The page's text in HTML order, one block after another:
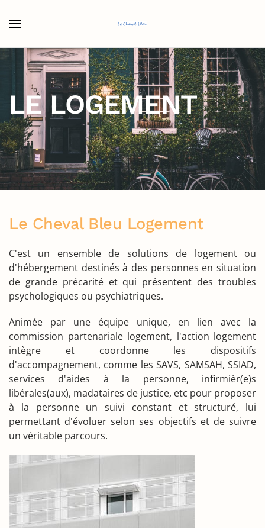
LE LOGEMENT
Le Cheval Bleu Logement
C'est un ensemble de solutions de logement ou
d'hébergement destinés à des personnes en situation
de grande précarité et qui présentent des troubles
psychologiques ou psychiatriques.
Animée par une équipe unique, en lien avec la
commission partenariale logement, l'action logement
intègre et coordonne les dispositifs
d'accompagnement, comme les SAVS, SAMSAH, SSIAD,
services d'aides à la personne, infirmièr(e)s
libérales(aux), madataires de justice, etc pour proposer
à la personne un suivi constant et structuré, lui
permettant d'évoluer selon ses objectifs et de suivre
un véritable parcours.